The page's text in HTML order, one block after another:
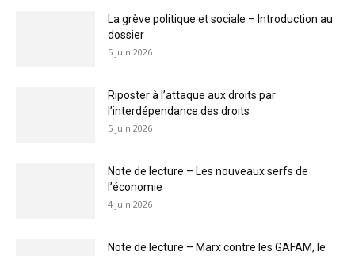
La grève politique et sociale – Introduction au
dossier
5 juin 2026
Riposter à l’attaque aux droits par
l’interdépendance des droits
5 juin 2026
Note de lecture – Les nouveaux serfs de
l’économie
4 juin 2026
Note de lecture – Marx contre les GAFAM, le